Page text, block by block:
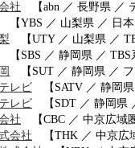
社 【abn ／ 長野県 ／
YBS ／ 山梨県 ／ 日本
【UTY ／ 山梨県 ／
SBS ／ 静岡県 ／ TBS
【SUT ／ 静岡県 ／ フ
レビ 【SATV ／ 静岡県
レビ 【SDT ／ 静岡県
社 【CBC ／ 中京広域
会社 【THK ／ 中京広